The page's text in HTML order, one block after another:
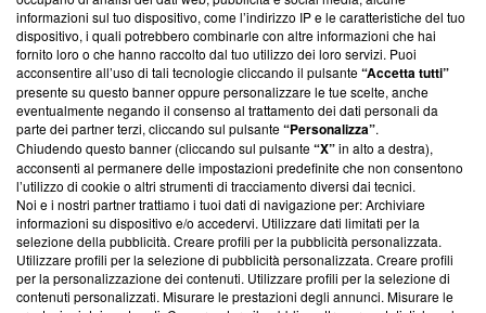
creare news di qualità. Inoltre, afferma la nostra aderenza a
‘Trust Project - News with Integrity’Blasting News non è
ancora membro del programma, ma ha richiesto di farne
parte; Trust Project non ha ancora effettuato una verifica di
conformità agli standard.
Su di noi
Team editoriale
Corporate
Redazione
Informativa Privacy
informazioni sul tuo dispositivo, come l’indirizzo IP e le caratteristiche del tuo
dispositivo, i quali potrebbero combinarle con altre informazioni che hai
fornito loro o che hanno raccolto dal tuo utilizzo dei loro servizi. Puoi
acconsentire all’uso di tali tecnologie cliccando il pulsante“Accetta tutti”
presente su questo banner oppure personalizzare le tue scelte, anche
eventualmente negando il consenso al trattamento dei dati personali da
parte dei partner terzi, cliccando sul pulsante“Personalizza”.
Chiudendo questo banner (cliccando sul pulsante“X”in alto a destra),
acconsenti al permanere delle impostazioni predefinite che non consentono
l’utilizzo di cookie o altri strumenti di tracciamento diversi dai tecnici.
Noi e i nostri partner trattiamo i tuoi dati di navigazione per: Archiviare
informazioni su dispositivo e/o accedervi. Utilizzare dati limitati per la
selezione della pubblicità. Creare profili per la pubblicità personalizzata.
Utilizzare profili per la selezione di pubblicità personalizzata. Creare profili
per la personalizzazione dei contenuti. Utilizzare profili per la selezione di
contenuti personalizzati. Misurare le prestazioni degli annunci. Misurare le